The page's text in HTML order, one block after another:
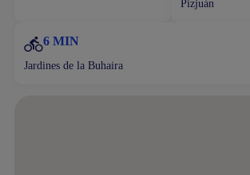
Pizjuán
6 MIN
Jardines de la Buhaira